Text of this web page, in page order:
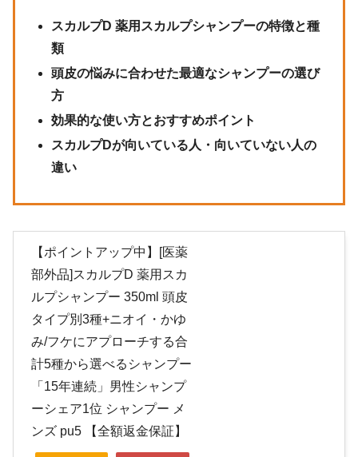
スカルプD 薬用スカルプシャンプーの特徴と種
類
頭皮の悩みに合わせた最適なシャンプーの選び
方
効果的な使い方とおすすめポイント
スカルプDが向いている人・向いていない人の
違い
【ポイントアップ中】[医薬
部外品]スカルプD 薬用スカ
ルプシャンプー 350ml 頭皮
タイプ別3種+ニオイ・かゆ
み/フケにアプローチする合
計5種から選べるシャンプー
「15年連続」男性シャンプ
ーシェア1位 シャンプー メ
ンズ pu5 【全額返金保証】